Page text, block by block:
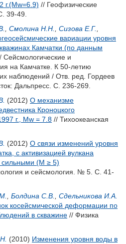
г.(Mw=6.9) // Геофизические
39-49.
Смолина Н.Н. Сизова Е.Г.
вариации уровня
Камчатки (по данным
/ Сейсмологические и
на Камчатке. К 50-летию
наблюдений / Отв. ред. Гордеев
Дальпресс. С. 236-269.
(2012) О механизме
Кроноцкого
г., Мw = 7.8 // Тихоокеанская
(2012) О связи изменений уровня
с активизацией вулкана
сильными (M ≥ 5)
и сейсмология. № 5. С. 41-
Болдина С.В.
Сдельникова И.А.
косейсмической деформации по
в скважине // Физика
(2010) Изменения уровня воды в